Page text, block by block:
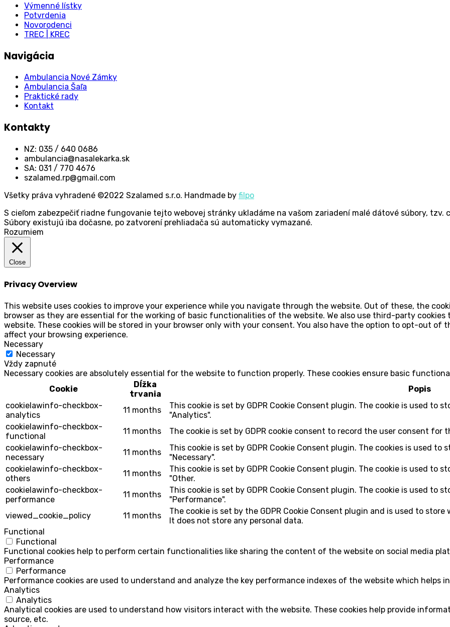
Výmenné lístky
Potvrdenia
Novorodenci
TREC | KREC
Navigácia
Ambulancia Nové Zámky
Ambulancia Šaľa
Praktické rady
Kontakt
Kontakty
NZ: 035 / 640 0686
ambulancia@nasalekarka.sk
SA: 031 / 770 4676
szalamed.rp@gmail.com
Všetky práva vyhradené ©2022 Szalamed s.r.o. Handmade by filpo
S cieľom zabezpečiť riadne fungovanie tejto webovej stránky ukladáme na vašom zariadení malé dátové súbory, tzv.
Súbory existujú iba dočasne, po zatvorení prehliadača sú automaticky vymazané.
Rozumiem
Close
Privacy Overview
This website uses cookies to improve your experience while you navigate through the website. Out of these, the
browser as they are essential for the working of basic functionalities of the website. We also use third-party
website. These cookies will be stored in your browser only with your consent. You also have the option to opt-out of
affect your browsing experience.
Necessary
Necessary
Vždy zapnuté
Necessary cookies are absolutely essential for the website to function properly. These cookies ensure basic
Cookie
Dĺžka
trvania
Popis
cookielawinfo-checkbox-
analytics
11 months
This cookie is set by GDPR Cookie Consent plugin. The cookie is used
"Analytics".
cookielawinfo-checkbox-
functional
11 months
The cookie is set by GDPR cookie consent to record the user consent for
cookielawinfo-checkbox-
necessary
11 months
This cookie is set by GDPR Cookie Consent plugin. The cookies is used
"Necessary".
cookielawinfo-checkbox-
others
11 months
This cookie is set by GDPR Cookie Consent plugin. The cookie is used
"Other.
cookielawinfo-checkbox-
performance
11 months
This cookie is set by GDPR Cookie Consent plugin. The cookie is used
"Performance".
viewed_cookie_policy
11 months
The cookie is set by the GDPR Cookie Consent plugin and is used to
It does not store any personal data.
Functional
Functional
Functional cookies help to perform certain functionalities like sharing the content of the website on social media
Performance
Performance
Performance cookies are used to understand and analyze the key performance indexes of the website which helps
Analytics
Analytics
Analytical cookies are used to understand how visitors interact with the website. These cookies help provide
source, etc.